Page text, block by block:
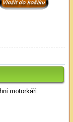
motorkáři.